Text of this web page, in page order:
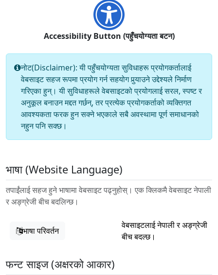
Accessibility Button (पहुँचयोग्यता बटन)
नोट(Disclaimer): यी पहुँचयोग्यता सुविधाहरू प्रयोगकर्तालाई
वेबसाइट सहज रूपमा प्रयोग गर्न सहयोग पुर्‍याउने उद्देश्यले निर्माण
गरिएका हुन्। यी सुविधाहरूले वेबसाइटको प्रयोगलाई सरल, स्पष्ट र
अनुकूल बनाउन मद्दत गर्छन्, तर प्रत्येक प्रयोगकर्ताको व्यक्तिगत
आवश्यकता फरक हुन सक्ने भएकाले सबै अवस्थामा पूर्ण समाधानको
नहुन पनि सक्छ।
भाषा (Website Language)
तपाईंलाई सहज हुने भाषामा वेबसाइट पढ्नुहोस्। एक क्लिकमै वेबसाइट नेपाली
र अङ्ग्रेजी बीच बदलिन्छ।
भाषा परिवर्तन
वेबसाइटलाई नेपाली र अङ्ग्रेजी
बीच बदल्छ।
फन्ट साइज (अक्षरको आकार)